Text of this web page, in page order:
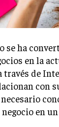
ha
en la
de
con
en